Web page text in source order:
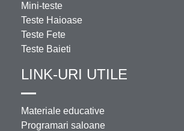
Mini-teste
Teste Haioase
Teste Fete
Teste Baieti
LINK-URI UTILE
Materiale educative
Programari saloane